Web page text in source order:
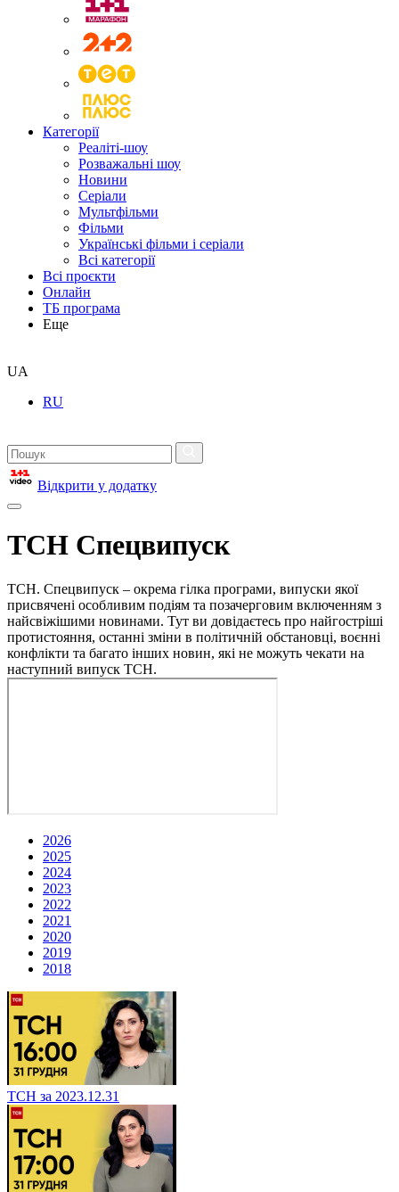
Категорії
Реаліті-шоу
Розважальні шоу
Новини
Серіали
Мультфільми
Фільми
Українські фільми і серіали
Всі категорії
Всі проєкти
Онлайн
ТБ програма
Еще
UA
RU
Відкрити у додатку
ТСН Спецвипуск
ТСН. Спецвипуск – окрема гілка програми, випуски якої
присвячені особливим подіям та позачерговим включенням з
найсвіжішими новинами. Тут ви довідаєтесь про найгостріші
протистояння, останні зміни в політичній обстановці, воєнні
конфлікти та багато інших новин, які не можуть чекати на
наступний випуск ТСН.
2026
2025
2024
2023
2022
2021
2020
2019
2018
ТСН за 2023.12.31